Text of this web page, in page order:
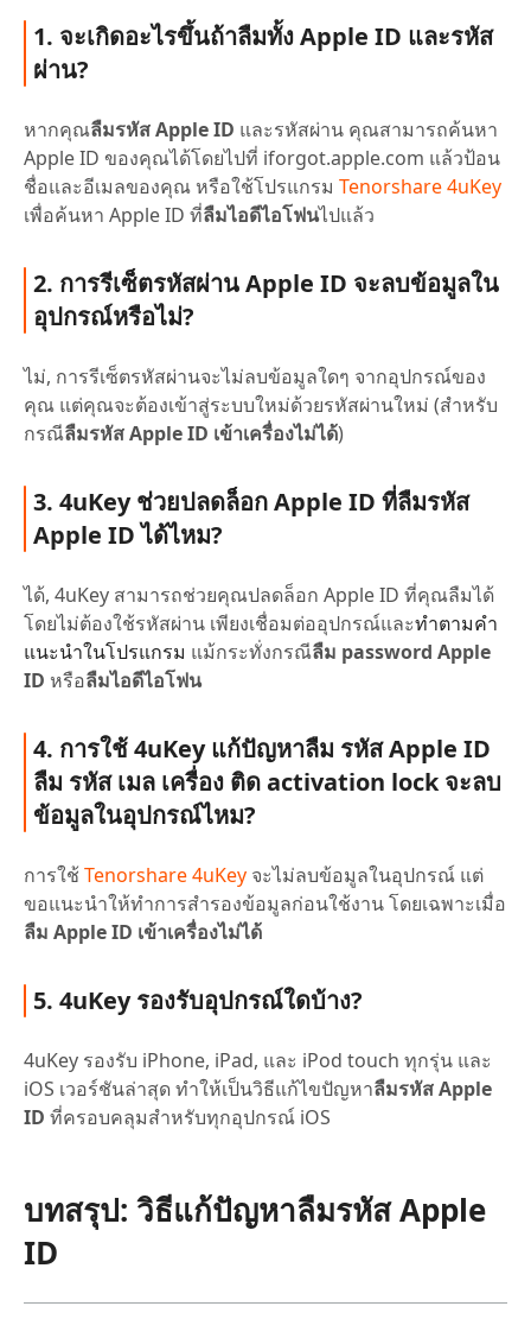
1. จะเกิดอะไรขึ้นถ้าลืมทั้ง Apple ID และรหัส
ผ่าน?
หากคุณลืมรหัส Apple ID และรหัสผ่าน คุณสามารถค้นหา
Apple ID ของคุณได้โดยไปที่ iforgot.apple.com แล้วป้อน
ชื่อและอีเมลของคุณ หรือใช้โปรแกรม Tenorshare 4uKey
เพื่อค้นหา Apple ID ที่ลืมไอดีไอโฟนไปแล้ว
2. การรีเซ็ตรหัสผ่าน Apple ID จะลบข้อมูลใน
อุปกรณ์หรือไม่?
ไม่, การรีเซ็ตรหัสผ่านจะไม่ลบข้อมูลใดๆ จากอุปกรณ์ของ
คุณ แต่คุณจะต้องเข้าสู่ระบบใหม่ด้วยรหัสผ่านใหม่ (สำหรับ
กรณีลืมรหัส Apple ID เข้าเครื่องไม่ได้)
3. 4uKey ช่วยปลดล็อก Apple ID ที่ลืมรหัส
Apple IDได้ไหม?
ได้, 4uKey สามารถช่วยคุณปลดล็อก Apple ID ที่คุณลืมได้
โดยไม่ต้องใช้รหัสผ่าน เพียงเชื่อมต่ออุปกรณ์และทำตามคำ
แนะนำในโปรแกรม แม้กระทั่งกรณีลืม password Apple
ID หรือลืมไอดีไอโฟน
4. การใช้ 4uKey แก้ปัญหาลืม รหัส Apple ID
ลืม รหัส เมล เครื่อง ติด activation lockจะลบ
ข้อมูลในอุปกรณ์ไหม?
การใช้Tenorshare 4uKey จะไม่ลบข้อมูลในอุปกรณ์ แต่
ขอแนะนำให้ทำการสำรองข้อมูลก่อนใช้งาน โดยเฉพาะเมื่อ
ลืม Apple ID เข้าเครื่องไม่ได้
5. 4uKey รองรับอุปกรณ์ใดบ้าง?
4uKey รองรับ iPhone, iPad, และ iPod touch ทุกรุ่น และ
iOS เวอร์ชันล่าสุด ทำให้เป็นวิธีแก้ไขปัญหาลืมรหัส Apple
ID ที่ครอบคลุมสำหรับทุกอุปกรณ์ iOS
บทสรุป: วิธีแก้ปัญหาลืมรหัส Apple
ID